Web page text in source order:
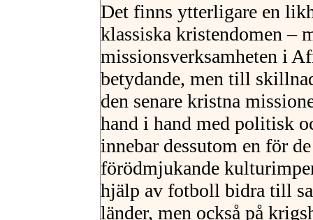
Det finns ytterligare en
klassiska kristendomen –
missionsverksamheten i
betydande, men till
den senare kristna
hand i hand med politisk
innebar dessutom en för
förödmjukande
hjälp av fotboll bidra till
länder, men också på